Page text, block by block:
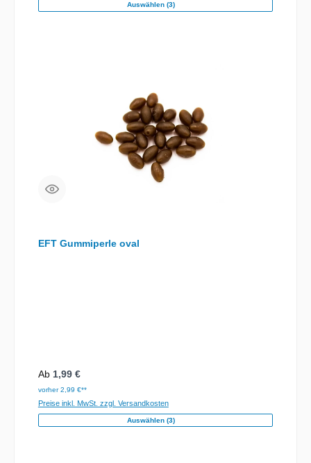
Auswählen (3)
EFT Gummiperle oval
Regulärer Preis:
Ab 1,99 €
vorher 2,99 €**
Preise inkl. MwSt. zzgl. Versandkosten
Auswählen (3)